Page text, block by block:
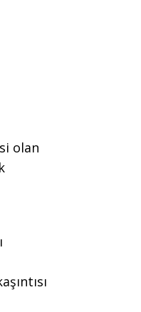
olan